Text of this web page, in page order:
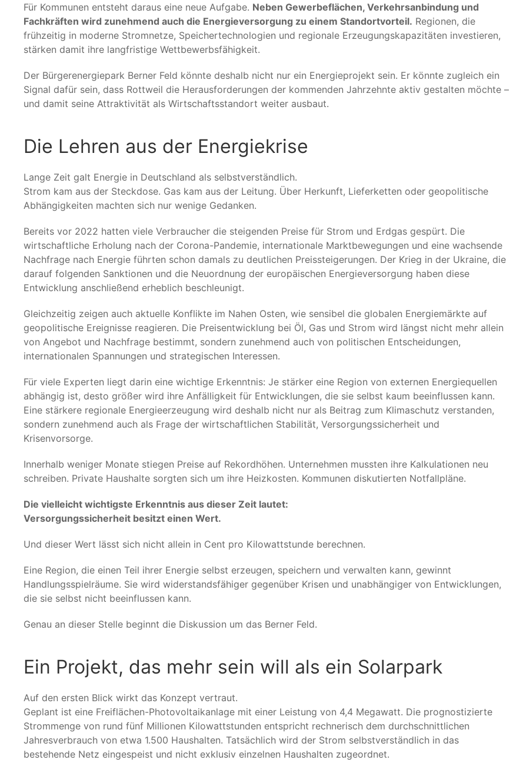
Für Kommunen entsteht daraus eine neue Aufgabe. Neben Gewerbeflächen, Verkehrsanbindung und
Fachkräften wird zunehmend auch die Energieversorgung zu einem Standortvorteil. Regionen, die
frühzeitig in moderne Stromnetze, Speichertechnologien und regionale Erzeugungskapazitäten investieren,
stärken damit ihre langfristige Wettbewerbsfähigkeit.
Der Bürgerenergiepark Berner Feld könnte deshalb nicht nur ein Energieprojekt sein. Er könnte zugleich ein
Signal dafür sein, dass Rottweil die Herausforderungen der kommenden Jahrzehnte aktiv gestalten möchte –
und damit seine Attraktivität als Wirtschaftsstandort weiter ausbaut.
Die Lehren aus der Energiekrise
Lange Zeit galt Energie in Deutschland als selbstverständlich.
Strom kam aus der Steckdose. Gas kam aus der Leitung. Über Herkunft, Lieferketten oder geopolitische
Abhängigkeiten machten sich nur wenige Gedanken.
Bereits vor 2022 hatten viele Verbraucher die steigenden Preise für Strom und Erdgas gespürt. Die
wirtschaftliche Erholung nach der Corona-Pandemie, internationale Marktbewegungen und eine wachsende
Nachfrage nach Energie führten schon damals zu deutlichen Preissteigerungen. Der Krieg in der Ukraine, die
darauf folgenden Sanktionen und die Neuordnung der europäischen Energieversorgung haben diese
Entwicklung anschließend erheblich beschleunigt.
Gleichzeitig zeigen auch aktuelle Konflikte im Nahen Osten, wie sensibel die globalen Energiemärkte auf
geopolitische Ereignisse reagieren. Die Preisentwicklung bei Öl, Gas und Strom wird längst nicht mehr allein
von Angebot und Nachfrage bestimmt, sondern zunehmend auch von politischen Entscheidungen,
internationalen Spannungen und strategischen Interessen.
Für viele Experten liegt darin eine wichtige Erkenntnis: Je stärker eine Region von externen Energiequellen
abhängig ist, desto größer wird ihre Anfälligkeit für Entwicklungen, die sie selbst kaum beeinflussen kann.
Eine stärkere regionale Energieerzeugung wird deshalb nicht nur als Beitrag zum Klimaschutz verstanden,
sondern zunehmend auch als Frage der wirtschaftlichen Stabilität, Versorgungssicherheit und
Krisenvorsorge.
Innerhalb weniger Monate stiegen Preise auf Rekordhöhen. Unternehmen mussten ihre Kalkulationen neu
schreiben. Private Haushalte sorgten sich um ihre Heizkosten. Kommunen diskutierten Notfallpläne.
Die vielleicht wichtigste Erkenntnis aus dieser Zeit lautet:
Versorgungssicherheit besitzt einen Wert.
Und dieser Wert lässt sich nicht allein in Cent pro Kilowattstunde berechnen.
Eine Region, die einen Teil ihrer Energie selbst erzeugen, speichern und verwalten kann, gewinnt
Handlungsspielräume. Sie wird widerstandsfähiger gegenüber Krisen und unabhängiger von Entwicklungen,
die sie selbst nicht beeinflussen kann.
Genau an dieser Stelle beginnt die Diskussion um das Berner Feld.
Ein Projekt, das mehr sein will als ein Solarpark
Auf den ersten Blick wirkt das Konzept vertraut.
Geplant ist eine Freiflächen-Photovoltaikanlage mit einer Leistung von 4,4 Megawatt. Die prognostizierte
Strommenge von rund fünf Millionen Kilowattstunden entspricht rechnerisch dem durchschnittlichen
Jahresverbrauch von etwa 1.500 Haushalten. Tatsächlich wird der Strom selbstverständlich in das
bestehende Netz eingespeist und nicht exklusiv einzelnen Haushalten zugeordnet.